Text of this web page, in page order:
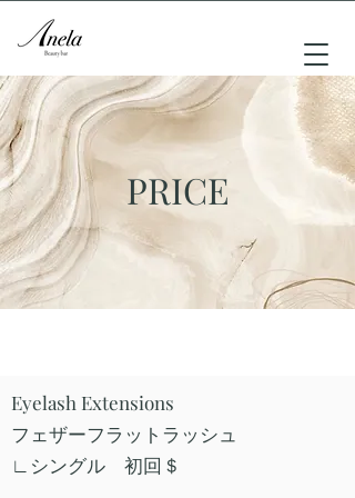
PRICE
Eyelash Extensions
​フェザーフラットラッシュ
∟シングル 初回＄